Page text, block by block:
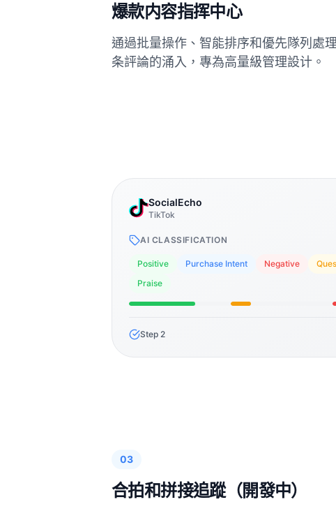
爆款内容指挥中心
通過批量操作、智能排序和優先隊列處
条評論的涌入，專為高量級管理設计。
SocialEcho
TikTok
AI CLASSIFICATION
Positive Purchase Intent Negative
Praise
Step 2
03
合拍和拼接追蹤（開發中）